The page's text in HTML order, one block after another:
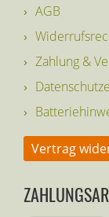
AGB
Zahlung &
Vertrag